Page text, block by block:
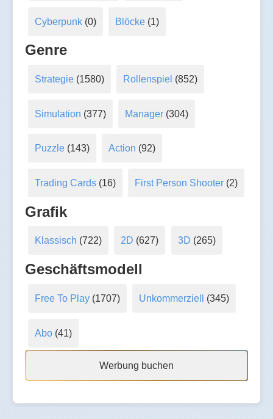
Cyberpunk(0) Blöcke (1)
Genre
Strategie(1580) Rollenspiel (852)
Simulation (377) Manager (304)
Puzzle(143) Action (92)
Trading Cards(16) First Person Shooter (2)
Grafik
Klassisch (722) 2D (627) 3D (265)
Geschäftsmodell
Free To Play(1707) Unkommerziell (345)
Abo(41)
Werbung buchen